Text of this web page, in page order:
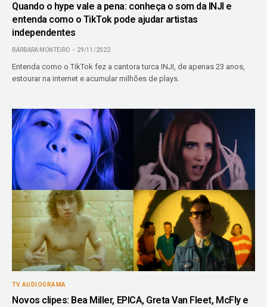
Quando o hype vale a pena: conheça o som da INJI e
entenda como o TikTok pode ajudar artistas
independentes
BÁRBARA MONTEIRO 29/11/2022
Entenda como o TikTok fez a cantora turca INJI, de apenas 23 anos,
estourar na internet e acumular milhões de plays.
TV AUDIOGRAMA
Novos clipes: Bea Miller, EPICA, Greta Van Fleet, McFly e